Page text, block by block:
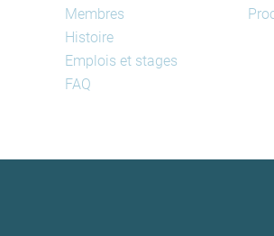
Membres
Histoire
Emplois et stages
FAQ